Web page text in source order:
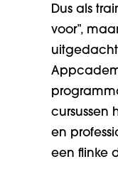
Dus als
voor”,
cursussen
en
een flinke